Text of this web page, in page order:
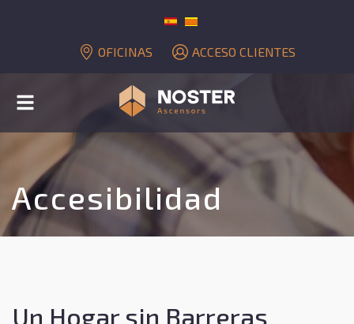
OFICINAS ACCESO CLIENTES
Alternar
navegación
Accesibilidad
Un Hogar sin Barreras